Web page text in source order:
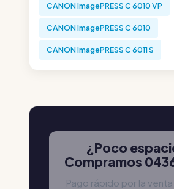
CANON imagePRESS C 6010 VP
CANON imagePRESS C 6010
CANON imagePRESS C 6011 S
¿Poco
Compramos
Pago rápido por la